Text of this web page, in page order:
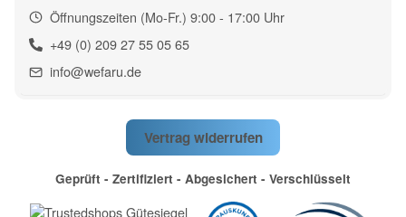
Öffnungszeiten (Mo-Fr.) 9:00 - 17:00 Uhr
+49 (0) 209 27 55 05 65
info@wefaru.de
Vertrag widerrufen
Geprüft - Zertifiziert - Abgesichert - Verschlüsselt